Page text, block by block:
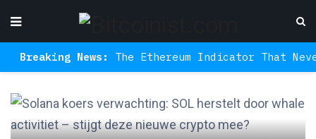
News:The Ethereum Indicator That Never